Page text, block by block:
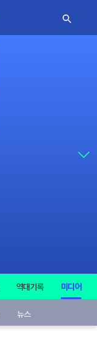
역대기록 미디어
뉴스